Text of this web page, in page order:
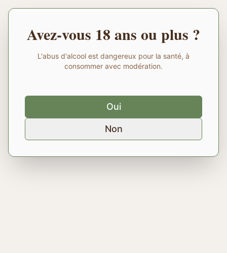
Avez-vous 18 ans ou plus ?
L'abus d'alcool est dangereux pour la santé, à
consommer avec modération.
Oui
Non